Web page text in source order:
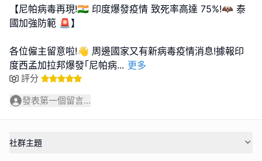
【尼帕病毒再現!🇮🇳 印度爆發疫情 致死率高達 75%!🦇 泰
國加強防範 🚨】
各位僱主留意啦!👋 周邊國家又有新病毒疫情消息!據報印
度西孟加拉邦爆發｢尼帕病... 更多
評分
發表第一個留言...
社群主題